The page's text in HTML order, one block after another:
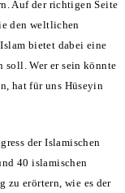
Auf der richtigen Seite
den weltlichen
bietet dabei eine
soll. Wer er sein könnte
hat für uns Hüseyin
der Islamischen
40 islamischen
zu erörtern, wie es der